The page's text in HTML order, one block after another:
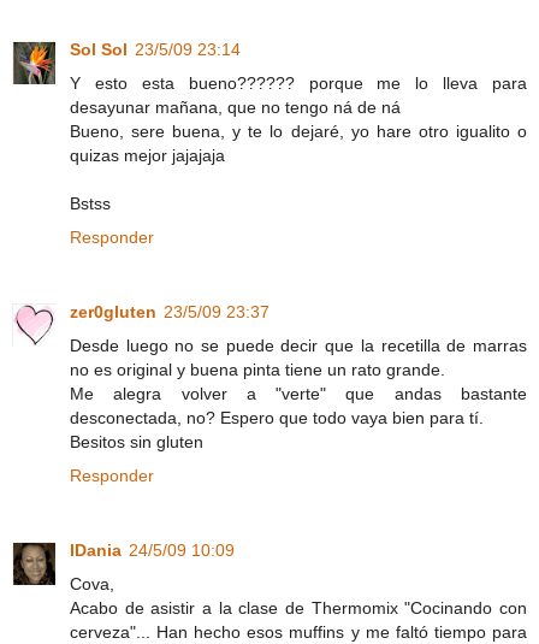
Sol Sol 23/5/09 23:14
Y esto esta bueno?????? porque me lo lleva para
desayunar mañana, que no tengo ná de ná
Bueno, sere buena, y te lo dejaré, yo hare otro igualito o
quizas mejor jajajaja
Bstss
Responder
zer0gluten 23/5/09 23:37
Desde luego no se puede decir que la recetilla de marras
no es original y buena pinta tiene un rato grande.
Me alegra volver a "verte" que andas bastante
desconectada, no? Espero que todo vaya bien para tí.
Besitos sin gluten
Responder
IDania 24/5/09 10:09
Cova,
Acabo de asistir a la clase de Thermomix "Cocinando con
cerveza"... Han hecho esos muffins y me faltó tiempo para